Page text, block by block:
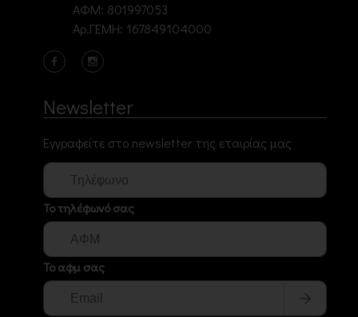
ΑΦΜ: 801997053
Αρ.ΓΕΜΗ: 167849104000
Newsletter
Εγγραφείτε στο newsletter της εταιρίας μας
Το τηλέφωνό σας
Το αφμ σας